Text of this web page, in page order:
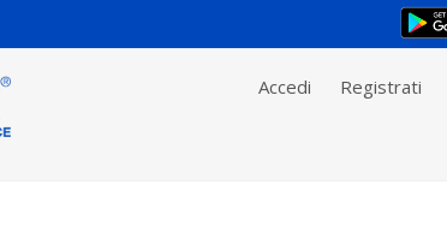
Accedi Registrati